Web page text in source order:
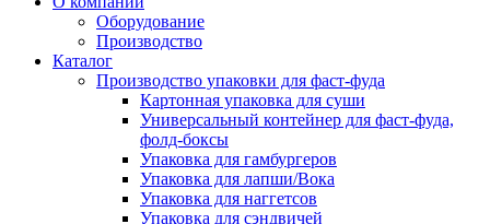
Оборудование
Производство
Каталог
Производство упаковки для фаст-фуда
Картонная упаковка для суши
Универсальный контейнер для фаст-фуда,
фолд-боксы
Упаковка для гамбургеров
Упаковка для лапши/Вока
Упаковка для наггетсов
Упаковка для сэндвичей